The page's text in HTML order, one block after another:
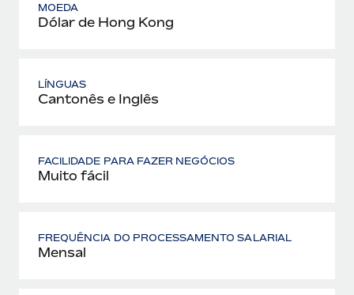
MOEDA
Dólar de Hong Kong
LÍNGUAS
Cantonês e Inglês
FACILIDADE PARA FAZER NEGÓCIOS
Muito fácil
FREQUÊNCIA DO PROCESSAMENTO SALARIAL
Mensal